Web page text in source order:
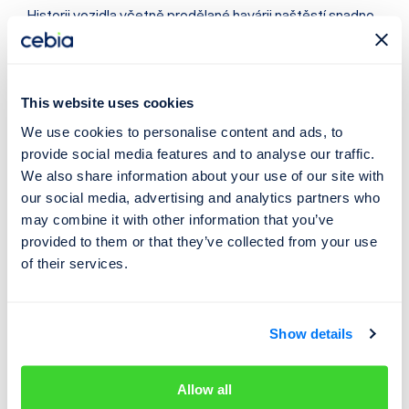
This website uses cookies
We use cookies to personalise content and ads, to
provide social media features and to analyse our traffic.
We also share information about your use of our site with
our social media, advertising and analytics partners who
may combine it with other information that you’ve
provided to them or that they’ve collected from your use
of their services.
Show details
Allow all
Historii vozidla včetně prodělané havárii naštěstí snadno
zkontrolujete na webu
. Co všechno lze v USA
Tip:Chcete získatslevu 10 %na prověření vozidla?
Stačí sepřihlásit k odběru novinek a my vám slevu
obratem pošleme na váš e-mail ->Přihlásit odběr .
Jaké auto bylo nejprodávanější
v ČR?
jaký model to přesně byl? To a mnohem více se dozvíte
článku o nejprodávanějších autech